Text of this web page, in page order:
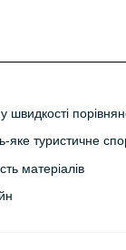
швидкості
яке туристичне
матеріалів